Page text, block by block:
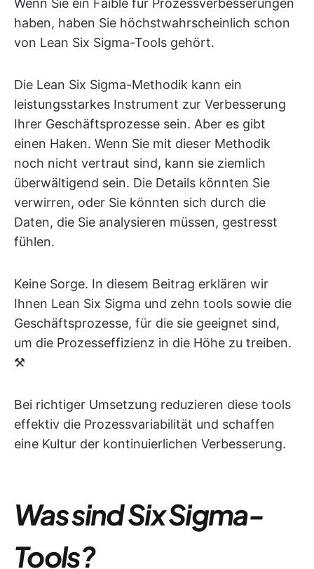
Wenn Sie ein Faible für Prozessverbesserungen
haben, haben Sie höchstwahrscheinlich schon
von Lean Six Sigma-Tools gehört.
Die Lean Six Sigma-Methodik kann ein
leistungsstarkes Instrument zur Verbesserung
Ihrer Geschäftsprozesse sein. Aber es gibt
einen Haken. Wenn Sie mit dieser Methodik
noch nicht vertraut sind, kann sie ziemlich
überwältigend sein. Die Details könnten Sie
verwirren, oder Sie könnten sich durch die
Daten, die Sie analysieren müssen, gestresst
fühlen.
Keine Sorge. In diesem Beitrag erklären wir
Ihnen Lean Six Sigma und zehn tools sowie die
Geschäftsprozesse, für die sie geeignet sind,
um die Prozesseffizienz in die Höhe zu treiben.
⚒️
Bei richtiger Umsetzung reduzieren diese tools
effektiv die Prozessvariabilität und schaffen
eine Kultur der kontinuierlichen Verbesserung.
Was sind Six Sigma-
Tools?